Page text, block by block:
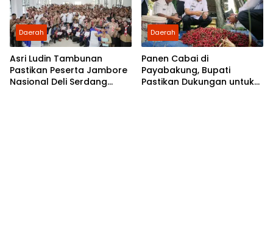
Daerah
Asri Ludin Tambunan
Pastikan Peserta Jambore
Nasional Deli Serdang
Daerah
Panen Cabai di
Payabakung, Bupati
Pastikan Dukungan untuk